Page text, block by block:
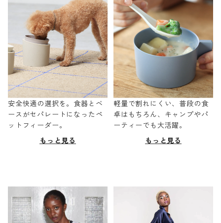
安全快適の選択を。食器とベ
ースがセパレートになったペ
ットフィーダー。
もっと見る
軽量で割れにくい、普段の食
卓はもちろん、キャンプやパ
ーティーでも大活躍。
もっと見る